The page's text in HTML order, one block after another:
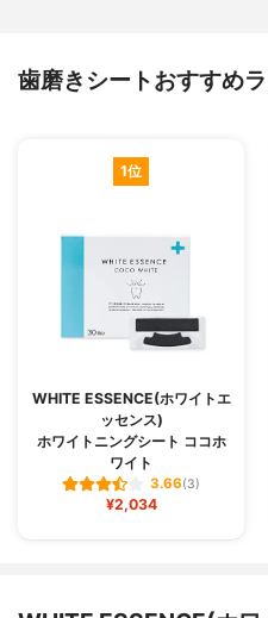
歯磨きシートおすすめ
1位
WHITE ESSENCE(ホワイトエ
ッセンス)
ホワイトニングシート ココホ
ワイト
3.66(3)
¥2,034